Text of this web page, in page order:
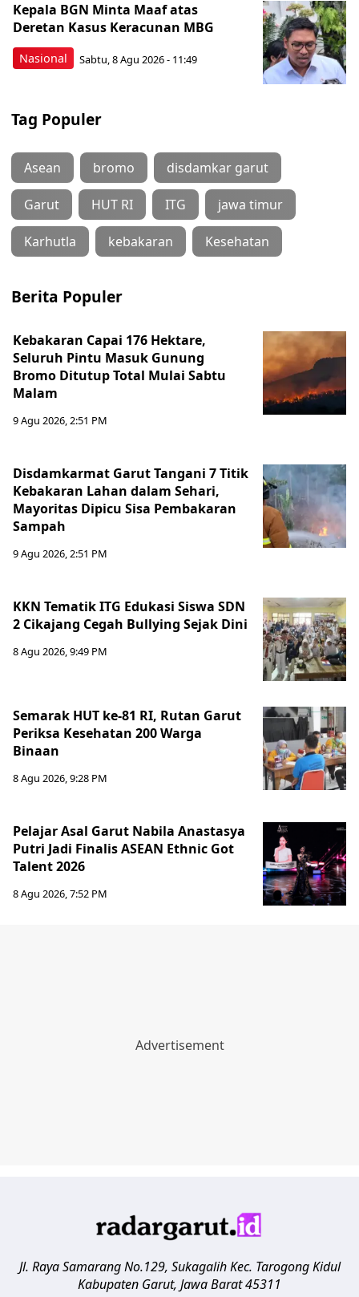
Nasional
Kepala BGN Minta Maaf atas
Deretan Kasus Keracunan MBG
Sabtu, 8 Agu 2026 - 11:49
Tag Populer
Asean bromo disdamkar garut
Garut HUT RI ITG jawa timur
Karhutla kebakaran Kesehatan
Berita Populer
Kebakaran Capai 176 Hektare,
Seluruh Pintu Masuk Gunung
Bromo Ditutup Total Mulai Sabtu
Malam
9 Agu 2026, 2:51 PM
Disdamkarmat Garut Tangani 7 Titik
Kebakaran Lahan dalam Sehari,
Mayoritas Dipicu Sisa Pembakaran
Sampah
9 Agu 2026, 2:51 PM
KKN Tematik ITG Edukasi Siswa SDN
2 Cikajang Cegah Bullying Sejak Dini
8 Agu 2026, 9:49 PM
Semarak HUT ke-81 RI, Rutan Garut
Periksa Kesehatan 200 Warga
Binaan
8 Agu 2026, 9:28 PM
Pelajar Asal Garut Nabila Anastasya
Putri Jadi Finalis ASEAN Ethnic Got
Talent 2026
8 Agu 2026, 7:52 PM
Jl. Raya Samarang No.129, Sukagalih Kec. Tarogong Kidul
Kabupaten Garut, Jawa Barat45311